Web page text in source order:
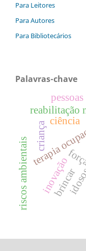
Para Leitores
Para Autores
Para Bibliotecários
Palavras-chave
ciência
terapia
criança
reabilitação
inovação
riscos ambientais brincar